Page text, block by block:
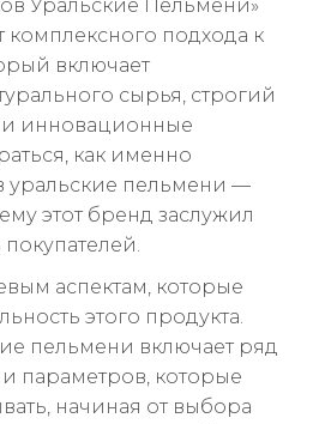
Уральские Пельмени»
комплексного подхода к
включает
сырья, строгий
и инновационные
как именно
уральские пельмени —
этот бренд заслужил
аспектам, которые
этого продукта.
пельмени включает ряд
параметров, которые
начиная от выбора